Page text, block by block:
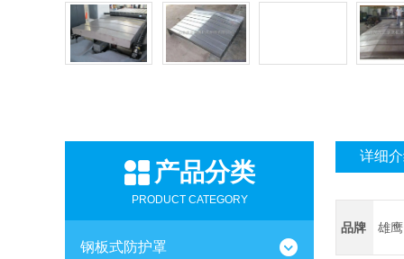
产品分类
PRODUCT CATEGORY
钢板式防护罩
详细
品牌 雄鹰